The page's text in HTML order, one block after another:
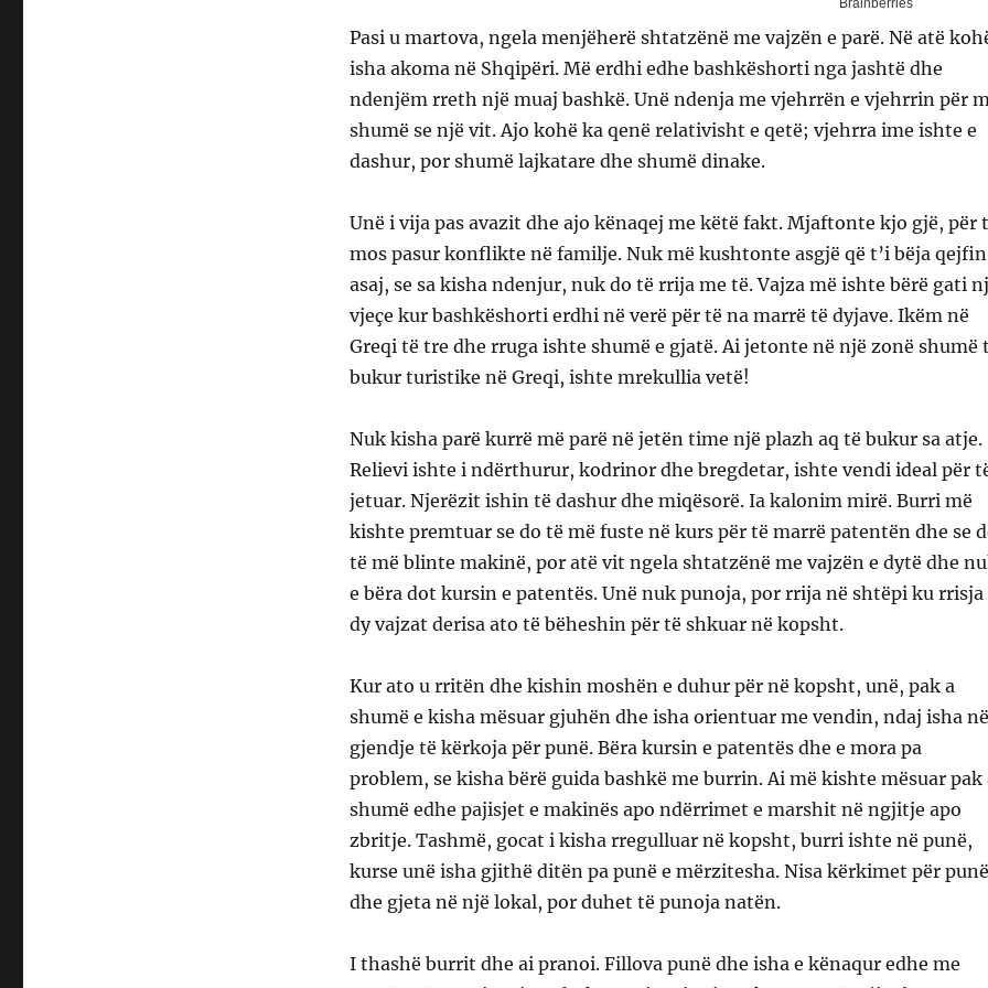
Pasi u martova, ngela menjëherë shtatzënë me vajzën e parë. Në atë
isha akoma në Shqipëri. Më erdhi edhe bashkëshorti nga jashtë dhe
ndenjëm rreth një muaj bashkë. Unë ndenja me vjehrrën e vjehrrin për
shumë se një vit. Ajo kohë ka qenë relativisht e qetë; vjehrra ime ishte e
dashur, por shumë lajkatare dhe shumë dinake.
Unë i vija pas avazit dhe ajo kënaqej me këtë fakt. Mjaftonte kjo gjë, për
mos pasur konflikte në familje. Nuk më kushtonte asgjë që t’i bëja qejfin
asaj, se sa kisha ndenjur, nuk do të rrija me të. Vajza më ishte bërë gati
vjeçe kur bashkëshorti erdhi në verë për të na marrë të dyjave. Ikëm në
Greqi të tre dhe rruga ishte shumë e gjatë. Ai jetonte në një zonë shumë
bukur turistike në Greqi, ishte mrekullia vetë!
Nuk kisha parë kurrë më parë në jetën time një plazh aq të bukur sa atje.
Relievi ishte i ndërthurur, kodrinor dhe bregdetar, ishte vendi ideal për
jetuar. Njerëzit ishin të dashur dhe miqësorë. Ia kalonim mirë. Burri më
kishte premtuar se do të më fuste në kurs për të marrë patentën dhe se
të më blinte makinë, por atë vit ngela shtatzënë me vajzën e dytë dhe
e bëra dot kursin e patentës. Unë nuk punoja, por rrija në shtëpi ku rrisja
dy vajzat derisa ato të bëheshin për të shkuar në kopsht.
Kur ato u rritën dhe kishin moshën e duhur për në kopsht, unë, pak a
shumë e kisha mësuar gjuhën dhe isha orientuar me vendin, ndaj isha në
gjendje të kërkoja për punë. Bëra kursin e patentës dhe e mora pa
problem, se kisha bërë guida bashkë me burrin. Ai më kishte mësuar pak
shumë edhe pajisjet e makinës apo ndërrimet e marshit në ngjitje apo
zbritje. Tashmë, gocat i kisha rregulluar në kopsht, burri ishte në punë,
kurse unë isha gjithë ditën pa punë e mërzitesha. Nisa kërkimet për punë
dhe gjeta në një lokal, por duhet të punoja natën.
I thashë burrit dhe ai pranoi. Fillova punë dhe isha e kënaqur edhe me